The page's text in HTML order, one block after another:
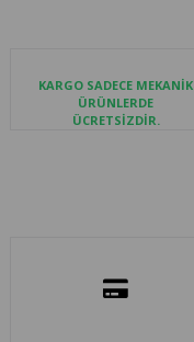
KARGO SADECE MEKANİK
ÜRÜNLERDE
ÜCRETSİZDİR.